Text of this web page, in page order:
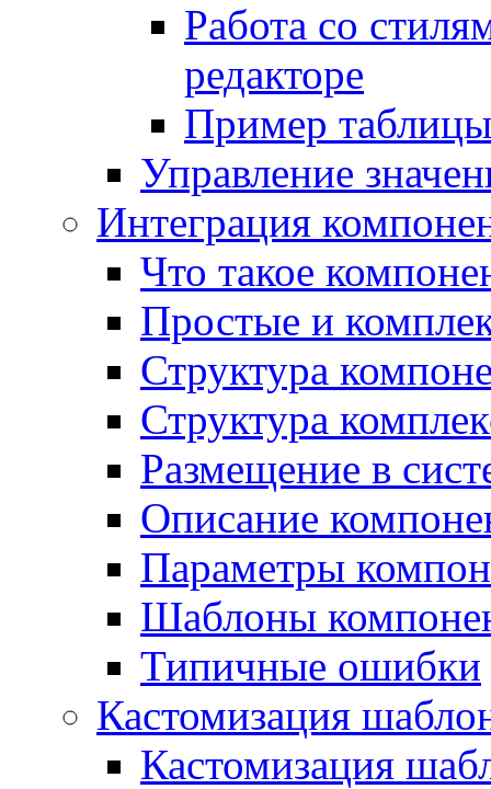
Работа со
редакторе
Пример
Управление
Интеграция
Что такое
Простые и
Структура
Структура
Размещение в
Описание
Параметры
Шаблоны
Типичные ошибки
Кастомизация
Кастомизация